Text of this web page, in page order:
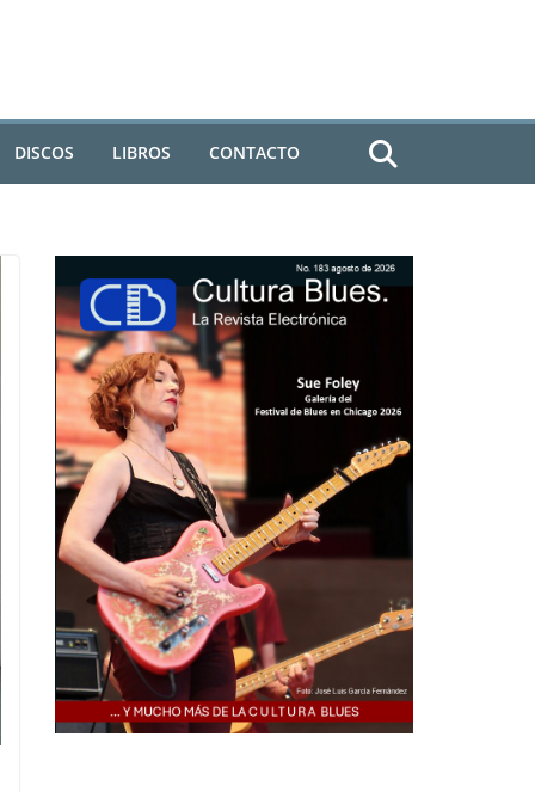
DISCOS LIBROS CONTACTO